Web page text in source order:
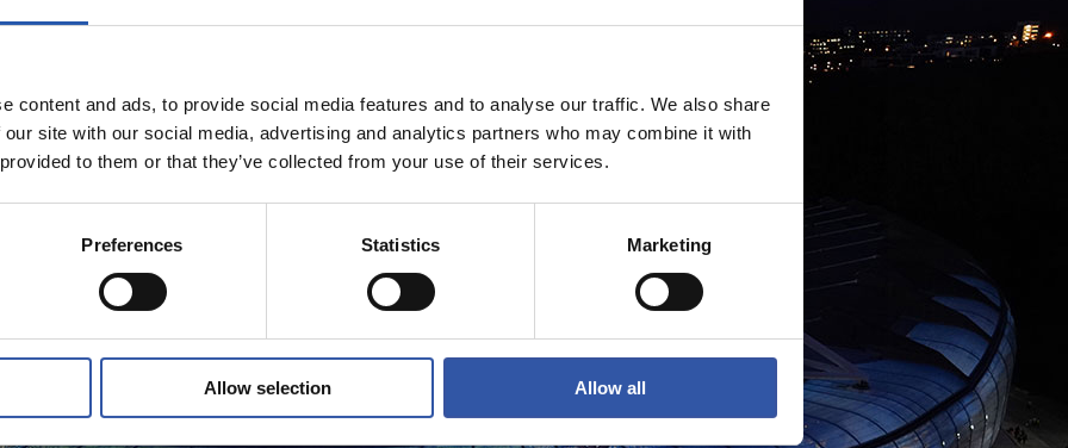
content and ads, to provide social media features and to analyse our traffic. We also share
site with our social media, advertising and analytics partners who may combine it with
to them or that they’ve collected from your use of their services.
Preferences Statistics Marketing
Allow selection Allow all